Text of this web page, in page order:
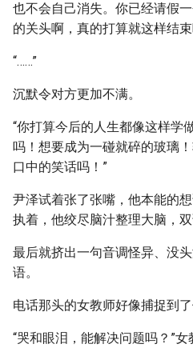
也不会自己消失。你已经请假
的关头啊，真的打算就这样结
“……”
沉默令对方更加不满。
“你打算今后的人生都像这样学
吗！想要成为一碰就碎的玻璃
口中的笑话吗！”
尹泽试着张了张嘴，他本能的
执着，他绞尽脑汁整理大脑，双
最后就挤出一句音调怪异、没
语。
电话那头的女教师好像捕捉到
“哭和眼泪，能解决问题吗？”女